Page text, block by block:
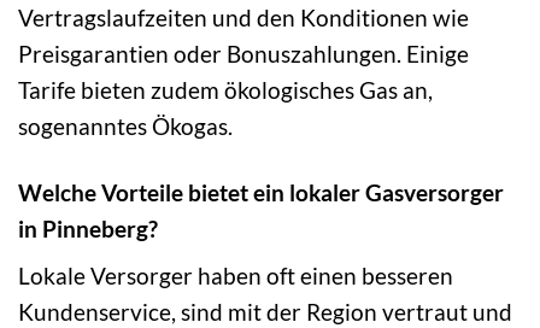
Vertragslaufzeiten und den Konditionen wie
Preisgarantien oder Bonuszahlungen. Einige
Tarife bieten zudem ökologisches Gas an,
sogenanntes Ökogas.
Welche Vorteile bietet ein lokaler Gasversorger
in Pinneberg?
Lokale Versorger haben oft einen besseren
Kundenservice, sind mit der Region vertraut und